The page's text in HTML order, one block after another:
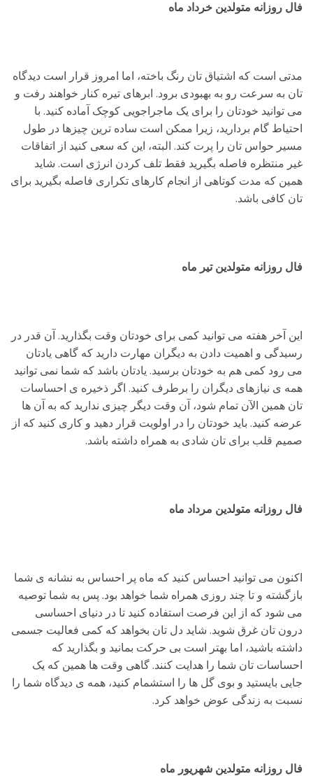
فال روزانه متولدین خرداد ماه
مدتی است که اشتیاق تان رنگ باخته، اما امروز قرار است دیدگاه
تان به سرعت رو به بهبودی برود. ابرهای تیره کنار خواهند رفت و
می توانید خودتان را برای یک ماجراجویی کوچک آماده کنید. با
احتیاط گام بردارید، زیرا ممکن است ساده ترین چیزها در طول
مسیر حواس تان را پرت کند. البته، این که سعی کنید از اتفاقات
غیر منتظره فاصله بگیرید فقط تلف کردن انرژی است. شاید
همین که مدت کوتاهی از انجام کارهای تکراری فاصله بگیرید برای
تان کافی باشد.
فال روزانه متولدین تیر ماه
این آخر هفته می توانید کمی برای خودتان وقت بگذارید. آن قدر در
رسیدگی و اهمیت دادن به دیگران مهارت دارید که گاهی یادتان
می رود کمی هم به خودتان برسید. یادتان باشد که شما نمی توانید
همه ی نیازهای دیگران را برطرف کنید. اگر ذخیره ی احساسات
تان همین الآن تمام شود، آن وقت دیگر چیزی ندارید که به آن ها
عرضه کنید. باید خودتان را در اولویت قرار دهید و کاری کنید که از
صمیم قلب برای تان شادی به همراه داشته باشد.
فال روزانه متولدین مرداد ماه
اکنون می توانید احساس کنید که ماه پر احساس به نشانه ی شما
بازگشته و تا چند روزی همراه شما خواهد بود. پس به شما توصیه
می شود که از این فرصت استفاده کنید تا در دنیای احساسی
درون تان غرق شوید. شاید دل تان بخواهد که کمی فعالیت جسمی
داشته باشید، اما بهتر است بی حرکت بمانید و بگذارید که
احساسات تان شما را هدایت کنند. گاهی وقت ها همین که یک
جایی بایستید و بوی گل ها را استشمام کنید، همه ی دیدگاه شما را
نسبت به زندگی عوض خواهد کرد.
فال روزانه متولدین شهریور ماه